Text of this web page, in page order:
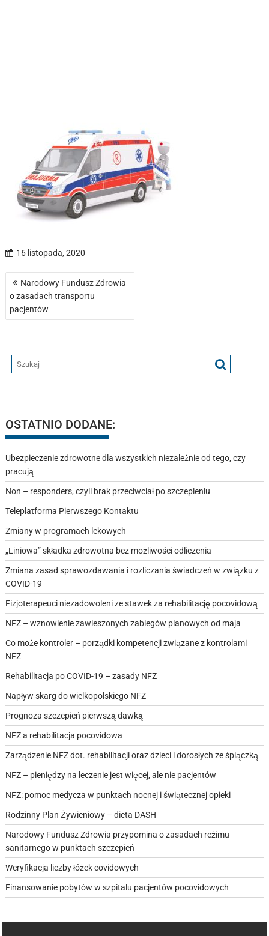
16 listopada, 2020
Nawigacja
wpisu
Narodowy Fundusz Zdrowia
o zasadach transportu
pacjentów
OSTATNIO DODANE:
Ubezpieczenie zdrowotne dla wszystkich niezależnie od tego, czy
pracują
Non – responders, czyli brak przeciwciał po szczepieniu
Teleplatforma Pierwszego Kontaktu
Zmiany w programach lekowych
„Liniowa” składka zdrowotna bez możliwości odliczenia
Zmiana zasad sprawozdawania i rozliczania świadczeń w związku z
COVID-19
Fizjoterapeuci niezadowoleni ze stawek za rehabilitację pocovidową
NFZ – wznowienie zawieszonych zabiegów planowych od maja
Co może kontroler – porządki kompetencji związane z kontrolami
NFZ
Rehabilitacja po COVID-19 – zasady NFZ
Napływ skarg do wielkopolskiego NFZ
Prognoza szczepień pierwszą dawką
NFZ a rehabilitacja pocovidowa
Zarządzenie NFZ dot. rehabilitacji oraz dzieci i dorosłych ze śpiączką
NFZ – pieniędzy na leczenie jest więcej, ale nie pacjentów
NFZ: pomoc medycza w punktach nocnej i świątecznej opieki
Rodzinny Plan Żywieniowy – dieta DASH
Narodowy Fundusz Zdrowia przypomina o zasadach reżimu
sanitarnego w punktach szczepień
Weryfikacja liczby łóżek covidowych
Finansowanie pobytów w szpitalu pacjentów pocovidowych